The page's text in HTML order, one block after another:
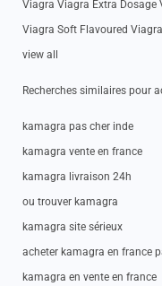
Viagra Viagra Extra
Viagra Soft Flavoured
view all
Recherches similaires pour
kamagra pas cher inde
kamagra vente en france
kamagra livraison 24h
ou trouver kamagra
kamagra site sérieux
acheter kamagra en france
kamagra en vente en france